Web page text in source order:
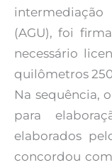
intermediação
(AGU), foi
necessário
quilômetros 250
Na sequência,
para
elaborados
concordou